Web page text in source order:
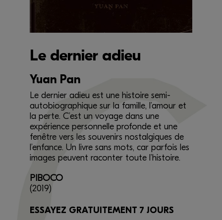
Le dernier adieu
Yuan Pan
Le dernier adieu est une histoire semi-
autobiographique sur la famille, l’amour et
la perte. C’est un voyage dans une
expérience personnelle profonde et une
fenêtre vers les souvenirs nostalgiques de
l’enfance. Un livre sans mots, car parfois les
images peuvent raconter toute l’histoire.
PIBOCO
(2019)
ESSAYEZ GRATUITEMENT 7 JOURS